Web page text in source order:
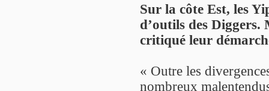
Sur la côte Est, les
d’outils des
critiqué leur
« Outre les
nombreux